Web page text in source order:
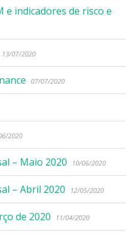
e indicadores de risco e
13/07/2020
07/07/2020
2020
– Maio 2020 10/06/2020
– Abril 2020 12/05/2020
de 2020 11/04/2020